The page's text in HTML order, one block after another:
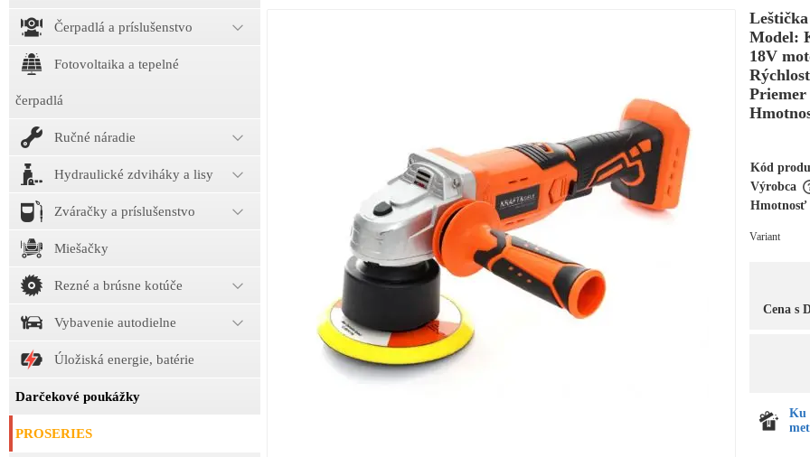
Čerpadlá a príslušenstvo
Fotovoltaika a tepelné
čerpadlá
Ručné náradie
Hydraulické zdviháky a lisy
Zváračky a príslušenstvo
Miešačky
Rezné a brúsne kotúče
Vybavenie autodielne
Úložiská energie, batérie
Darčekové poukážky
PROSERIES
Leštička
Model:
18V
Priemer
Kód
Výrobca
Hmotnosť
Variant
Cena s
Ku